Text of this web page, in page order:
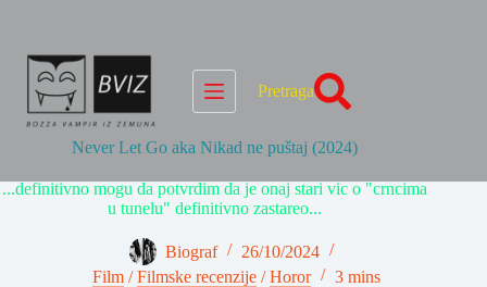
Pretraga
Never Let Go aka Nikad ne puštaj (2024)
...definitivno mogu da potvrdim da je onaj stari vic o "crncima
u tunelu" definitivno zastareo...
Biograf
26/10/2024
Film/Filmske recenzije/Horor 3 mins